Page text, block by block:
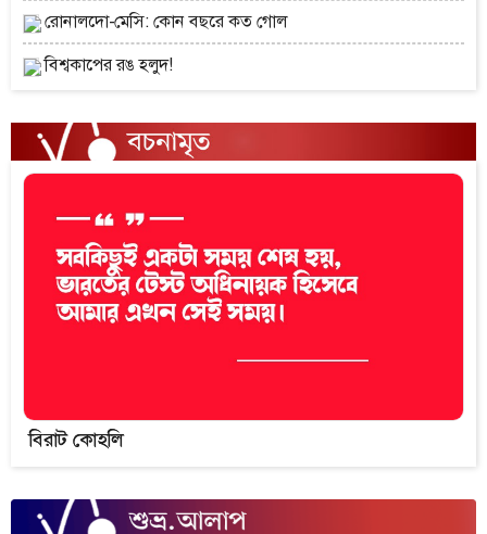
রোনালদো-মেসি: কোন বছরে কত গোল
বিশ্বকাপের রঙ হলুদ!
বিরাট কোহলি